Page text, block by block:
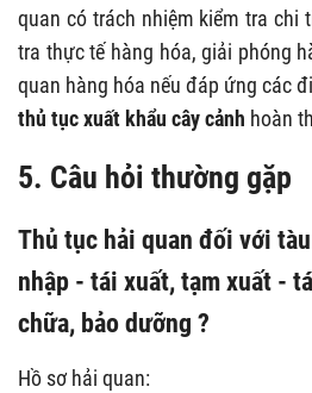
quan có trách nhiệm kiểm tra chi
tra thực tế hàng hóa, giải phóng
quan hàng hóa nếu đáp ứng các
thủ tục xuất khẩu cây cảnh hoàn
5. Câu hỏi thường gặp
Thủ tục hải quan đối với
nhập - tái xuất, tạm xuất -
chữa, bảo dưỡng ?
Hồ sơ hải quan: